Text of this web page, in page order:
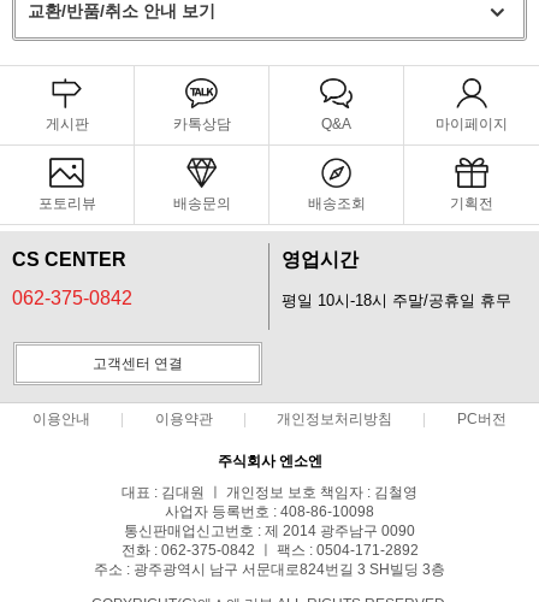
교환/반품/취소 안내 보기
게시판 카톡상담 Q&A 마이페이지
포토리뷰 배송문의 배송조회 기획전
CS CENTER
062-375-0842
영업시간
평일 10시-18시 주말/공휴일 휴무
고객센터 연결
이용안내 이용약관 개인정보처리방침 PC버전
주식회사 엔소엔
대표 : 김대원 ㅣ 개인정보 보호 책임자 : 김철영
사업자 등록번호 : 408-86-10098
통신판매업신고번호 : 제 2014 광주남구 0090
전화 : 062-375-0842 ㅣ 팩스 : 0504-171-2892
주소 : 광주광역시 남구 서문대로824번길 3 SH빌딩 3층